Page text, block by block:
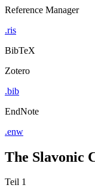
Reference Manager
.ris
BibTeX
Zotero
.bib
EndNote
.enw
The Slavonic
Teil 1